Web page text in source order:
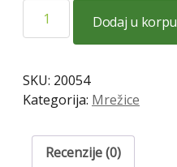
mrežica
023
količina
Dodaj u korpu
SKU: 20054
Kategorija: Mrežice
Recenzije (0)